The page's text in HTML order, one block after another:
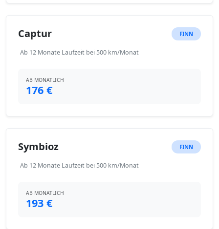
Captur FINN
Ab 12 Monate Laufzeit bei 500 km/Monat
AB MONATLICH
176 €
Symbioz FINN
Ab 12 Monate Laufzeit bei 500 km/Monat
AB MONATLICH
193 €